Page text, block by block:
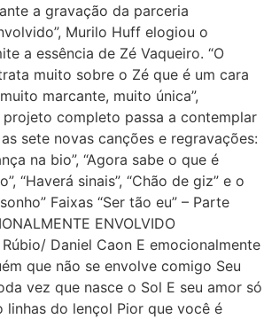
a gravação da parceria
Murilo Huff elogiou o
a essência de Zé Vaqueiro. “O
muito sobre o Zé que é um cara
marcante, muito única”,
completo passa a contemplar
sete novas canções e regravações:
na bio”, “Agora sabe o que é
“Haverá sinais”, “Chão de giz” e o
Faixas “Ser tão eu” – Parte
ENVOLVIDO
Daniel Caon E emocionalmente
que não se envolve comigo Seu
vez que nasce o Sol E seu amor só
linhas do lençol Pior que você é